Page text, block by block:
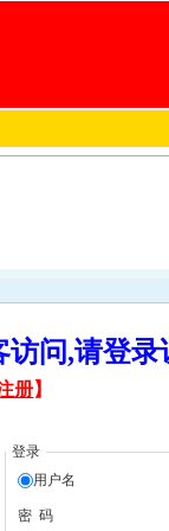
访问,请登
册】
登录
用户名
密 码